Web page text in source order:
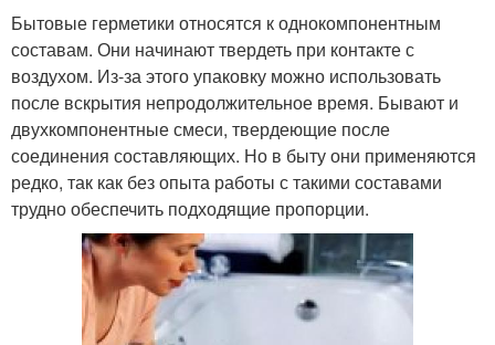
Бытовые герметики относятся к однокомпонентным
составам. Они начинают твердеть при контакте с
воздухом. Из-за этого упаковку можно использовать
после вскрытия непродолжительное время. Бывают и
двухкомпонентные смеси, твердеющие после
соединения составляющих. Но в быту они применяются
редко, так как без опыта работы с такими составами
трудно обеспечить подходящие пропорции.